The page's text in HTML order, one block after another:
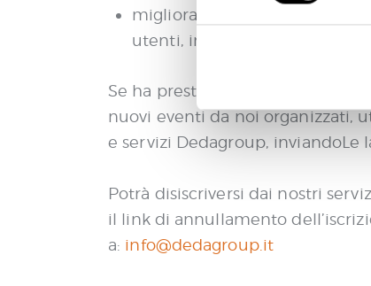
z
i
e
d
e
c
s
migliorare i nostri Servizi, ad
utenti, in modo da poter
Se ha prestato il Suo consenso
nuovi eventi da noi organizzati,
e servizi Dedagroup, inviandoLe
Potrà disiscriversi dai nostri
il link di annullamento
a: info@dedagroup.it